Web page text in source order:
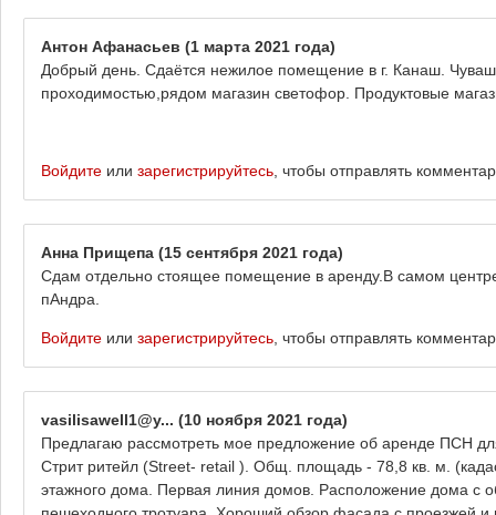
Антон Афанасьев (1 марта 2021 года)
Добрый день. Сдаётся нежилое помещение в г. Канаш.
проходимостью,рядом магазин светофор. Продуктовые
Войдите или зарегистрируйтесь , чтобы отправлять
Анна Прищепа (15 сентября 2021 года)
Сдам отдельно стоящее помещение в аренду.В самом
пАндра.
Войдите или зарегистрируйтесь , чтобы отправлять
vasilisawell1@y... (10 ноября 2021 года)
Предлагаю рассмотреть мое предложение об аренде ПСН
Стрит ритейл (Street- retail ). Общ. площадь - 78,8 кв. м.
этажного дома. Первая линия домов. Расположение дома с